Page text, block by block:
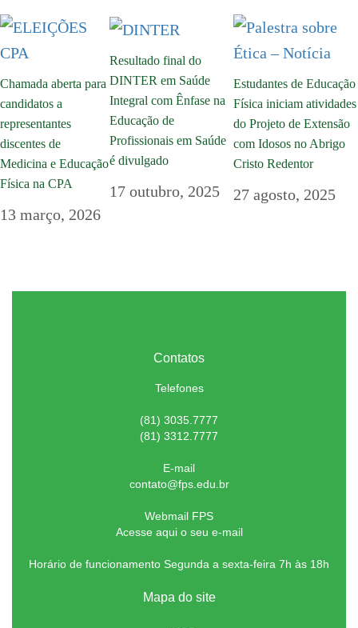
Chamada aberta para
candidatos a
representantes
discentes de
Medicina e Educação
Física na CPA
13 março, 2026
Resultado final do
DINTER em Saúde
Integral com Ênfase na
Educação de
Profissionais em Saúde
é divulgado
17 outubro, 2025
Estudantes de Educação
Física iniciam atividades
do Projeto de Extensão
com Idosos no Abrigo
Cristo Redentor
27 agosto, 2025
Contatos
Telefones
(81) 3035.7777
(81) 3312.7777
E-mail
contato@fps.edu.br
Webmail FPS
Acesse aqui o seu e-mail
Horário de funcionamento Segunda a sexta-feira 7h às 18h
Mapa do site